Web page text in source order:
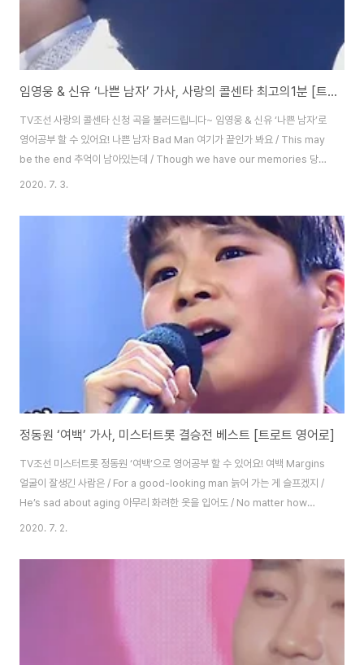
임영웅 & 신유 ‘나쁜 남자’ 가사, 사랑의 콜센타 최고의1분 [트로트 영어로]
TV조선 사랑의 콜센타 신청 곡을 불러드립니다~ 임영웅 & 신유 ‘나쁜 남자’로
영어공부 할 수 있어요! 나쁜 남자 Bad Man 여기가 끝인가 봐요 / This may
be the end 추억이 남아있는데 / Though we have our memories 당신
과 나 사랑한 건 / That you and I loved 하늘도 땅도 알아요 / Even the
embrace you again 한 번더 안아 달라 / Embrace me 그 두 눈으로 말하
지만 / Says those two eyes 더 이상은 아니란 걸 / Not anymore 당신도
나도 알 자나 / Even you and I know 뜨거운 그 눈물..
2020. 7. 3.
정동원 ‘여백’ 가사, 미스터트롯 결승전 베스트 [트로트 영어로]
TV조선 미스터트롯 정동원 ‘여백’으로 영어공부 할 수 있어요! 여백 Margins
얼굴이 잘생긴 사람은 / For a good-looking man 늙어 가는 게 슬프겠지 /
He’s sad about aging 아무리 화려한 옷을 입어도 / No matter how
fancy your clothes are 저녁이면 벗게 되니까 / You take it off in the
인생에 훈장이고 / Are a medal of my long, long life 마음에 주름이 있는
건 / The wrinkles on my heart 버리지 못한 욕심에 흔적 / Are traces of
2020. 7. 2.